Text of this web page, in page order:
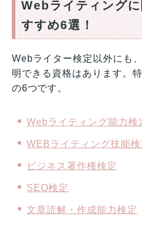
Webライティング
すすめ6選！
Webライター検定以外にも
明できる資格はあります。
の6つです。
Webライティング能力検
WEBライティング技能検
ビジネス著作権検定
SEO検定
文章読解・作成能力検定